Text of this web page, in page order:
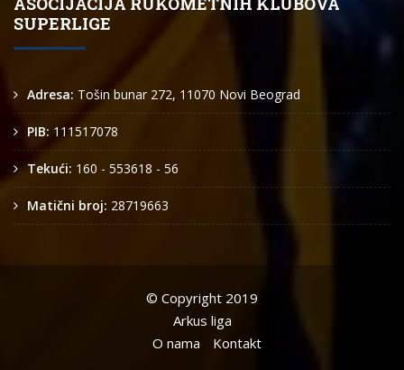
SUPERLIGE
Adresa: Tošin bunar 272, 11070 Novi Beograd
PIB: 111517078
Tekući: 160 - 553618 - 56
Matični broj: 28719663
© Copyright 2019
Arkus liga
O nama
Kontakt